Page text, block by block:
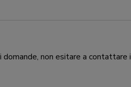
non esitare a